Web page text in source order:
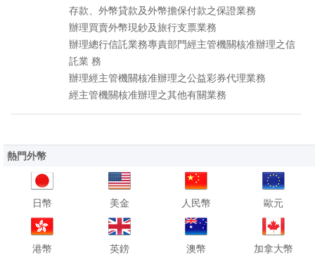
存款、外幣貸款及外幣擔保付款之保證業務
辦理買賣外幣現鈔及旅行支票業務
辦理總行信託業務專責部門經主管機關核准辦理之信
託業 務
辦理經主管機關核准辦理之公益彩券代理業務
經主管機關核准辦理之其他有關業務
熱門外幣
日幣 美金 人民幣 歐元
港幣 英鎊 澳幣 加拿大幣